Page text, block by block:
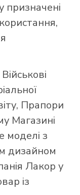
призначені
Військові
, Прапори
Магазині
моделі з
дизайном
Лакор у
із